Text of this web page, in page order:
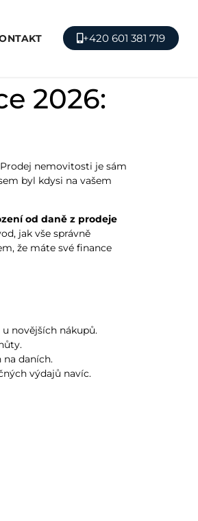
+420 601 381 719
2026:
nemovitosti je sám
byl kdysi na vašem
od daně z prodeje
jak vše správně
že máte své finance
novějších nákupů.
daních.
výdajů navíc.